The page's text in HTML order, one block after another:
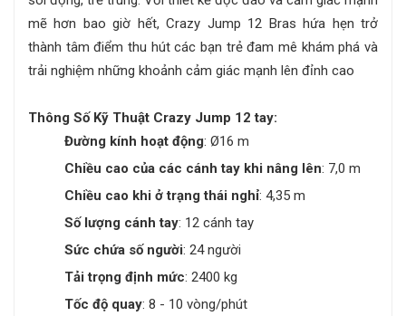
mẽ hơn bao giờ hết, Crazy Jump 12 Bras hứa hẹn trở
thành tâm điểm thu hút các bạn trẻ đam mê khám phá và
trải nghiệm những khoảnh cảm giác mạnh lên đỉnh cao
Thông Số Kỹ Thuật Crazy Jump 12 tay:
Đường kính hoạt động: Ø16 m
Chiều cao của các cánh tay khi nâng lên: 7,0 m
Chiều cao khi ở trạng thái nghỉ: 4,35 m
Số lượng cánh tay: 12 cánh tay
Sức chứa số người: 24 người
Tải trọng định mức: 2400 kg
Tốc độ quay: 8 - 10 vòng/phút